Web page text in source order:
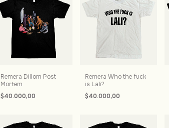
Remera Dillom Post
Mortem
$40.000,00
Remera Who the fuck
is Lali?
$40.000,00